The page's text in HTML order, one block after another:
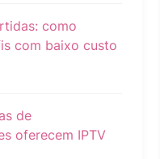
como
com baixo custo
de
oferecem IPTV